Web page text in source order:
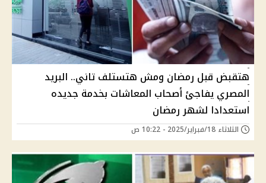
هتقبض قبل رمضان ومش هتستلف تاني.. البريد
المصري يفاجئ أصحاب المعاشات بخدمة جديده
استعدادا لشهر رمضان
الثلاثاء 18/فبراير/2025 - 10:22 ص